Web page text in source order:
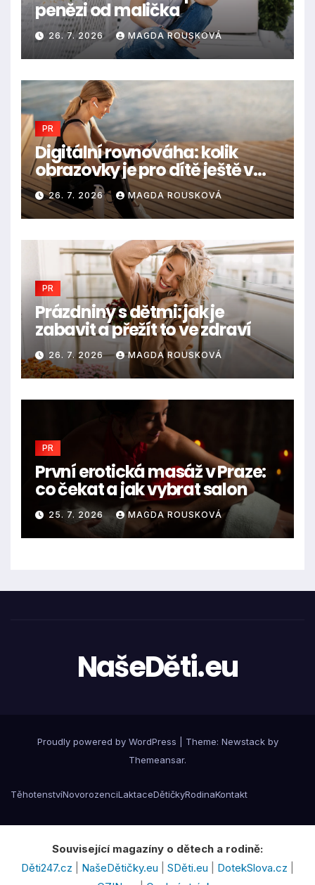
penězi od malička
26. 7. 2026 MAGDA ROUSKOVÁ
PR
Digitální rovnováha: kolik
obrazovky je pro dítě ještě v
pořádku
26. 7. 2026 MAGDA ROUSKOVÁ
PR
Prázdniny s dětmi: jak je
zabavit a přežít to ve zdraví
26. 7. 2026 MAGDA ROUSKOVÁ
PR
První erotická masáž v Praze:
co čekat a jak vybrat salon
25. 7. 2026 MAGDA ROUSKOVÁ
NašeDěti.eu
Proudly powered by WordPress Theme: Newstackby
Themeansar.
TěhotenstvíNovorozenciLaktaceDětičkyRodinaKontakt
Související magazíny o dětech a rodině:
Děti247.cz
NašeDětičky.eu SDěti.eu DotekSlova.cz